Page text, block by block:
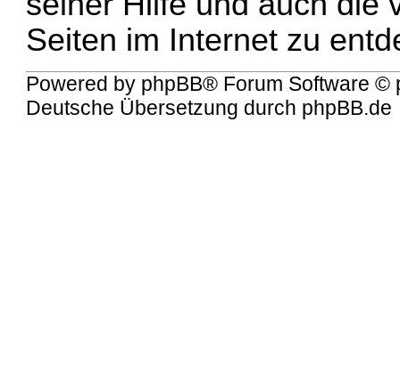
Seiten im Internet zu
Powered by phpBB® Forum Software ©
Deutsche Übersetzung durch phpBB.de